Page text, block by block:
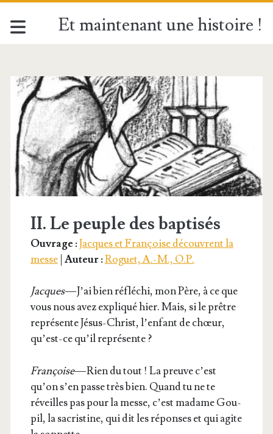
Et maintenant une histoire !
Étiquette :
<span>Acolyte</
II. Le peuple des baptisés
Ouvrage :Jacques et Françoise découvrent la
messe| Auteur :Roguet, A.-M., O.P.
Jacques— J’ai bien réflé­chi, mon Père, à ce que
vous nous avez expli­qué hier. Mais, si le prêtre
repré­sente Jésus-Christ, l’en­fant de chœur,
qu’est-ce qu’il représente ?
Fran­çoise— Rien du tout ! La preuve c’est
qu’on s’en passe très bien. Quand tu ne te
réveilles pas pour la messe, c’est madame Gou­
pil, la sacris­tine, qui dit les réponses et qui agite